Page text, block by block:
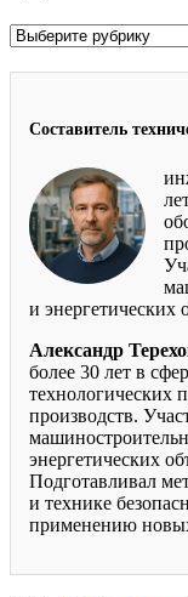
Рубрики
Составитель
и энергетических
Александр
более 30 лет в
технологических
производств.
энергетических
Подготавливал
и технике
применению